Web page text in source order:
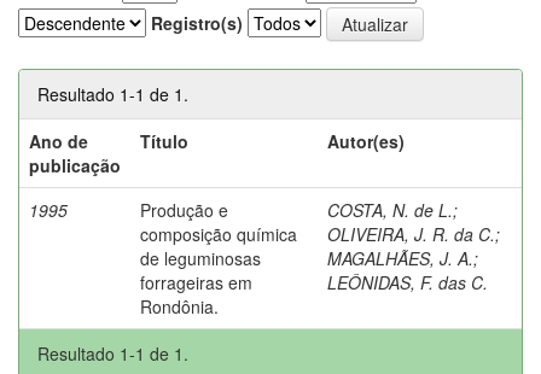
Registro(s)
Resultado 1-1 de 1.
Ano de
publicação
Título Autor(es)
1995
Produção e
composição química
de leguminosas
forrageiras em
Rondônia.
COSTA, N. de L.;
OLIVEIRA, J. R. da C.;
MAGALHÃES, J. A.;
LEÔNIDAS, F. das C.
Resultado 1-1 de 1.